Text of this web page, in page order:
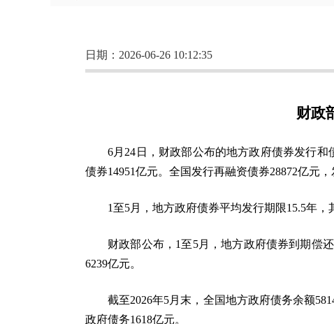
日期：2026-06-26 10:12:35
财政
6月24日，财政部公布的地方政府债券发行和
债券14951亿元。全国发行再融资债券28872亿元
1至5月，地方政府债券平均发行期限15.5年，
财政部公布，1至5月，地方政府债券到期偿
6239亿元。
截至2026年5月末，全国地方政府债务余额
政府债务1618亿元。